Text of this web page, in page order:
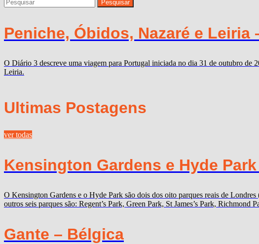
Peniche, Óbidos, Nazaré e Leiria
O Diário 3 descreve uma viagem para Portugal iniciada no dia 31 de outubro de
Leiria.
Ultimas Postagens
ver todas
Kensington Gardens e Hyde
O Kensington Gardens e o Hyde Park são dois dos oito parques reais de
outros seis parques são: Regent’s Park, Green Park, St James’s Park,
Gante – Bélgica